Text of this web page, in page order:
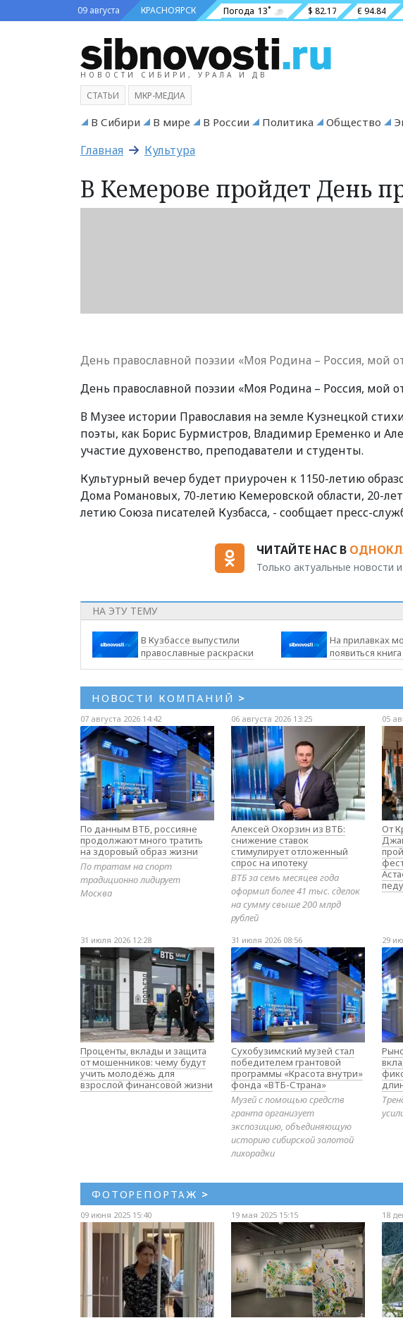
09 августа КРАСНОЯРСК Погода 13˚ $ 82.17 € 94.84
НОВОСТИ СИБИРИ, УРАЛА И ДВ
СТАТЬИ МКР-МЕДИА
В Сибири В мире В России Политика Общество
Главная Культура
В Кемерове пройдет День
День православной поэзии «Моя Родина – Россия, мой
День православной поэзии «Моя Родина – Россия, мой
В Музее истории Православия на земле Кузнецкой
поэты, как Борис Бурмистров, Владимир Еременко и
участие духовенство, преподаватели и студенты.
Культурный вечер будет приурочен к 1150-летию
Дома Романовых, 70-летию Кемеровской области, 20-
летию Союза писателей Кузбасса, - сообщает пресс-
ЧИТАЙТЕ НАС В
Только актуальные новости
НА ЭТУ ТЕМУ
В Кузбассе выпустили
православные раскраски
На прилавках
появиться
НОВОСТИ КОМПАНИЙ >
07 августа 2026 14:42
По данным ВТБ, россияне
продолжают много тратить
на здоровый образ жизни
По тратам на спорт
традиционно лидирует
Москва
06 августа 2026 13:25
Алексей Охорзин из ВТБ:
снижение ставок
стимулирует отложенный
спрос на ипотеку
ВТБ за семь месяцев года
оформил более 41 тыс. сделок
на сумму свыше 200 млрд
рублей
05
От
31 июля 2026 12:28
Проценты, вклады и защита
от мошенников: чему будут
учить молодёжь для
взрослой финансовой жизни
31 июля 2026 08:56
Сухобузимский музей стал
победителем грантовой
программы «Красота внутри»
фонда «ВТБ-Страна»
Музей с помощью средств
гранта организует
экспозицию, объединяющую
историю сибирской золотой
лихорадки
29
ФОТОРЕПОРТАЖ >
09 июня 2025 15:40 19 мая 2025 15:15 18